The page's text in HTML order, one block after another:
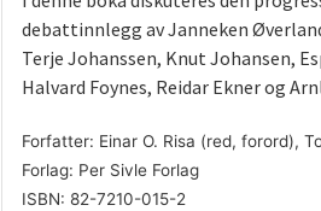
debattinnlegg av Janneken
Terje Johanssen, Knut Johansen,
Halvard Foynes, Reidar Ekner og
Forfatter: Einar O. Risa (red, forord),
Forlag: Per Sivle Forlag
ISBN: 82-7210-015-2